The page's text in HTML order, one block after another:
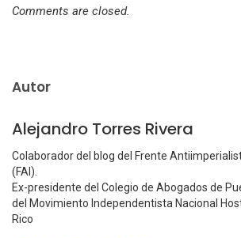
Comments are closed.
Autor
Alejandro Torres Rivera
Colaborador del blog del Frente
(FAI).
Ex-presidente del Colegio de Abogados de
del Movimiento Independentista Nacional
Rico